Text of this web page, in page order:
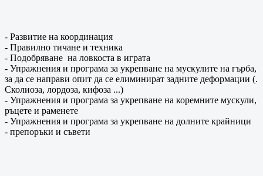
- Развитие на координация
- Правилно тичане и техника
- Подобряване на ловкоста в играта
- Упражнения и програма за укрепване на мускулите на гърба,
за да се направи опит да се елиминират задните деформации (.
Сколиоза, лордоза, кифоза ...)
- Упражнения и програма за укрепване на коремните мускули,
ръцете и раменете
- Упражнения и програма за укрепване на долните крайници
- препоръки и съвети